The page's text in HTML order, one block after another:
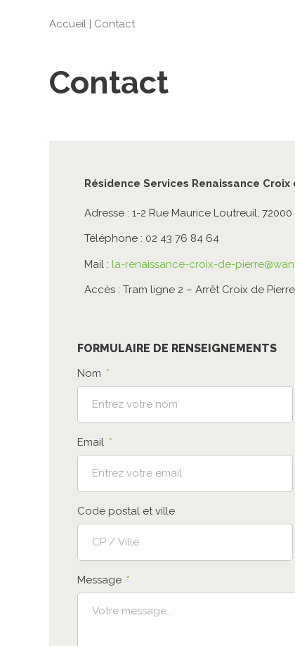
Accueil | Contact
Contact
Résidence Services Renaissance Croix
Adresse : 1-2 Rue Maurice Loutreuil, 72000
Téléphone : 02 43 76 84 64
Mail : la-renaissance-croix-de-
Accès : Tram ligne 2 – Arrêt Croix de Pierre
FORMULAIRE DE RENSEIGNEMENTS
Nom
Email
Code postal et ville
Message